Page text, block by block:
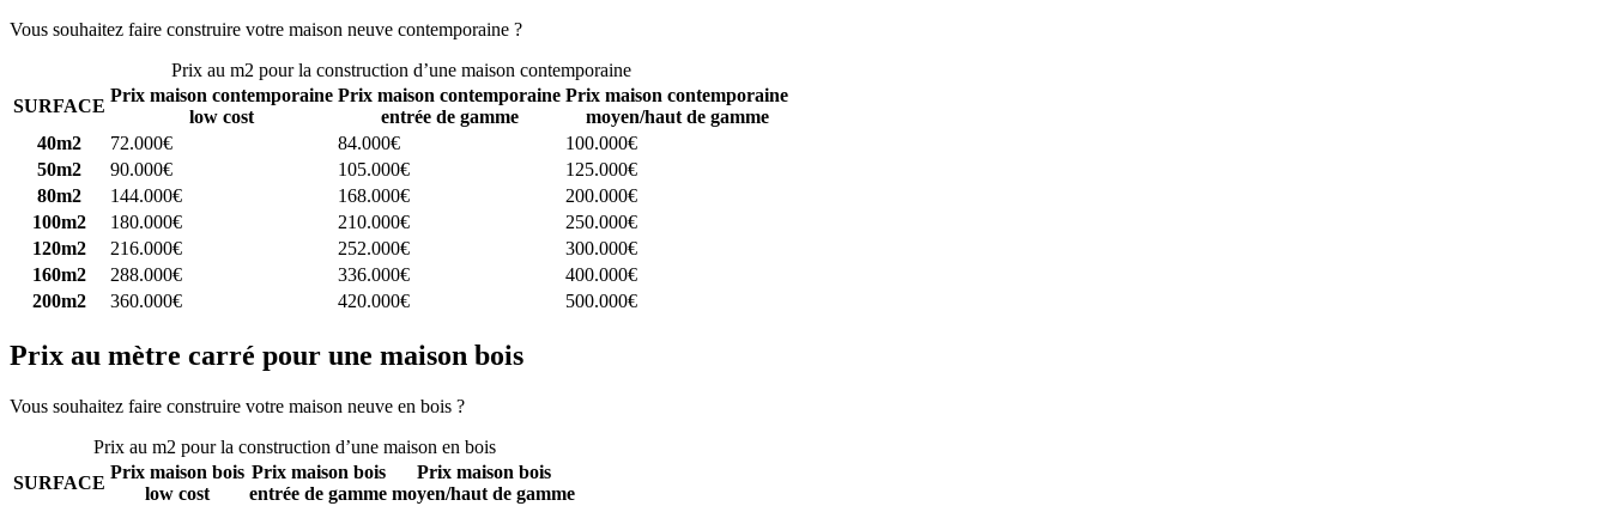
Vous souhaitez faire construire votre maison neuve contemporaine ?
Prix au m2 pour la construction d’une maison contemporaine
SURFACE
Prix maison contemporaine
low cost
Prix maison contemporaine
entrée de gamme
Prix maison contemporaine
moyen/haut de gamme
40m2
72.000€ 84.000€
100.000€
50m2
90.000€ 105.000€
125.000€
80m2
144.000€ 168.000€
200.000€
100m2
180.000€ 210.000€
250.000€
120m2
216.000€ 252.000€
300.000€
160m2
288.000€ 336.000€
400.000€
200m2
360.000€ 420.000€ 500.000€
Prix au mètre carré pour une maison bois
Vous souhaitez faire construire votre maison neuve en bois ?
Prix au m2 pour la construction d’une maison en bois
SURFACE
Prix maison bois
low cost
Prix maison bois
entrée de gamme
Prix maison bois
moyen/haut de gamme